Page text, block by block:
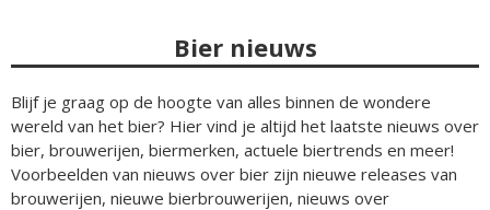
Bier nieuws
Blijf je graag op de hoogte van alles binnen de wondere
wereld van het bier? Hier vind je altijd het laatste nieuws over
bier, brouwerijen, biermerken, actuele biertrends en meer!
Voorbeelden van nieuws over bier zijn nieuwe releases van
brouwerijen, nieuwe bierbrouwerijen, nieuws over